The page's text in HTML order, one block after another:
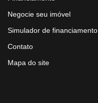
Negocie seu imóvel
Simulador de financiamento
Contato
Mapa do site